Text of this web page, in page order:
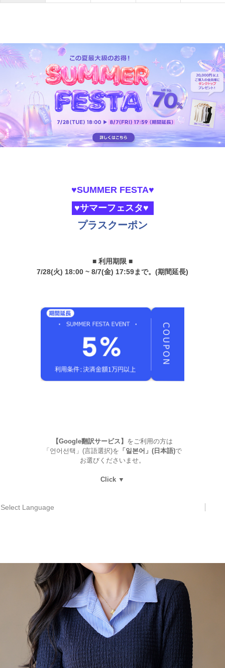
♥SUMMER FESTA♥
♥サマーフェスタ♥
プラスクーポン
■ 利用期限 ■
7/28(火) 18:00 ~ 8/7(金) 17:59まで。(期間延長)
【Google翻訳サービス】 をご利用の方は
「언어선택」(言語選択)を 「일본어」(日本語)で
お選びくださいませ。
Click ▼
Select Language